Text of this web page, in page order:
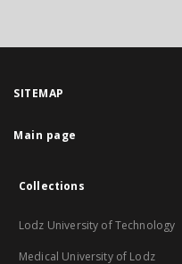
SITEMAP
Main page
Collections
Lodz University of Technology
Medical University of Lodz